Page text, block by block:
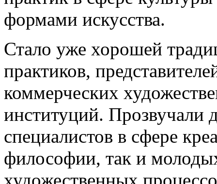
формами искусства.
Стало уже хорошей
практиков,
коммерческих
институций. Прозвучали
специалистов в сфере
философии, так и